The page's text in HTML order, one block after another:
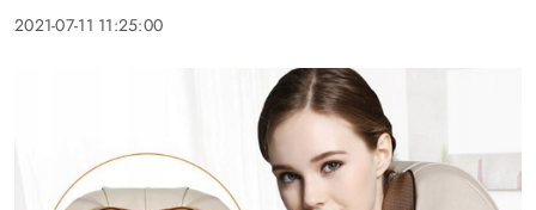
2021-07-11 11:25:00